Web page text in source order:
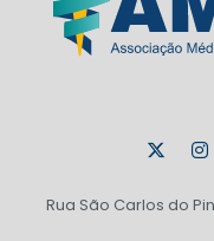
Rua São Carlos do